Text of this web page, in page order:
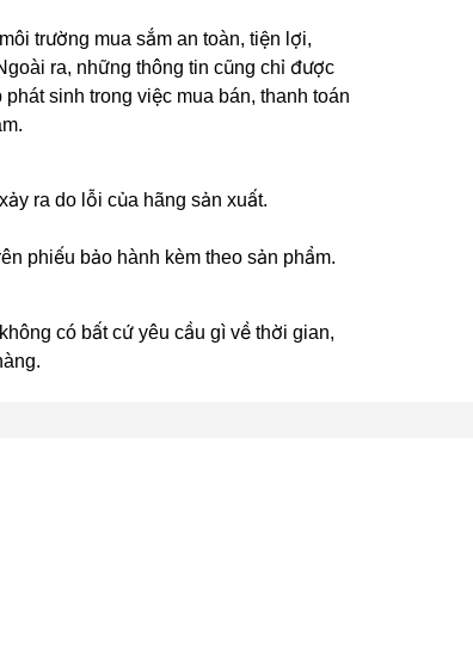
trường mua sắm an toàn, tiện lợi,
ra, những thông tin cũng chỉ được
sinh trong việc mua bán, thanh toán
ra do lỗi của hãng sản xuất.
phiếu bảo hành kèm theo sản phẩm.
có bất cứ yêu cầu gì về thời gian,